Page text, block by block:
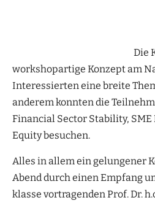
Die
workshopartige Konzept am
Interessierten eine breite
anderem konnten die
Financial Sector Stability,
Equity besuchen.
Alles in allem ein gelungener
Abend durch einen Empfang
klasse vortragenden Prof. Dr.